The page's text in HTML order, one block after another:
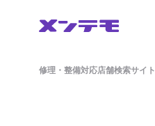
修理・整備対応店舗検索サイト